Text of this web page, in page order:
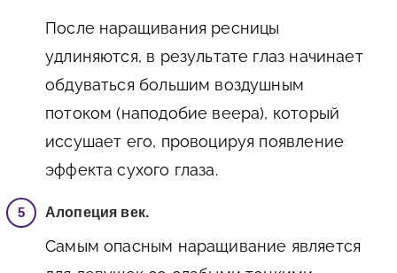
После наращивания ресницы
удлиняются, в результате глаз начинает
обдуваться большим воздушным
потоком (наподобие веера), который
иссушает его, провоцируя появление
эффекта сухого глаза.
Алопеция век.
Самым опасным наращивание является